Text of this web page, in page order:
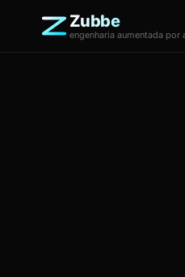
Zubbe
engenharia aumentada por